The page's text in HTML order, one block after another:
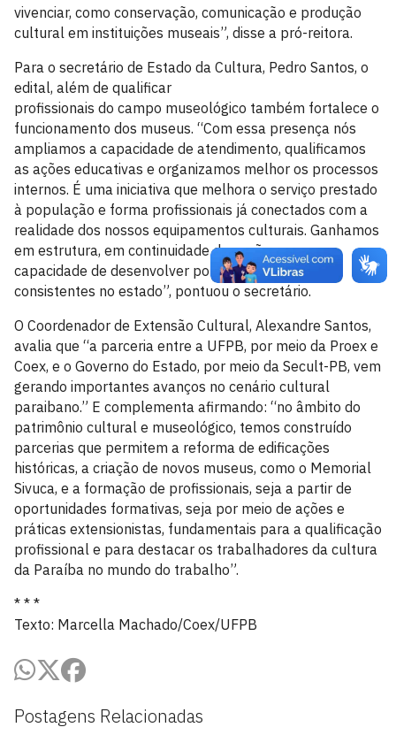
Postagens Relacionadas
vivenciar, como conservação, comunicação e produção
cultural em instituições museais”, disse a pró-reitora.
Para o secretário de Estado da Cultura, Pedro Santos, o
edital, além de qualificar
profissionais do campo museológico também fortalece o
funcionamento dos museus. “Com essa presença nós
ampliamos a capacidade de atendimento, qualificamos
as ações educativas e organizamos melhor os processos
internos. É uma iniciativa que melhora o serviço prestado
à população e forma profissionais já conectados com a
realidade dos nossos equipamentos culturais. Ganhamos
em estrutura, em continuidade das ações e em
capacidade de desenvolver políticas culturais mais
consistentes no estado”, pontuou o secretário.
O Coordenador de Extensão Cultural, Alexandre Santos,
avalia que “a parceria entre a UFPB, por meio da Proex e
Coex, e o Governo do Estado, por meio da Secult-PB, vem
gerando importantes avanços no cenário cultural
paraibano.” E complementa afirmando: “no âmbito do
patrimônio cultural e museológico, temos construído
parcerias que permitem a reforma de edificações
históricas, a criação de novos museus, como o Memorial
Sivuca, e a formação de profissionais, seja a partir de
oportunidades formativas, seja por meio de ações e
práticas extensionistas, fundamentais para a qualificação
profissional e para destacar os trabalhadores da cultura
da Paraíba no mundo do trabalho”.
* * *
Texto: Marcella Machado/Coex/UFPB